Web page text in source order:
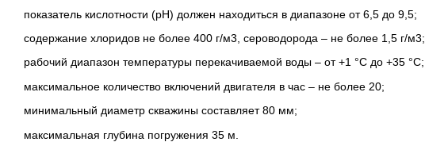
показатель кислотности (рН) должен находиться в диапазоне от 6,5 до 9,5;
содержание хлоридов не более 400 г/м3, сероводорода – не более 1,5 г/м3;
рабочий диапазон температуры перекачиваемой воды – от +1 °С до +35 °С;
максимальное количество включений двигателя в час – не более 20;
минимальный диаметр скважины составляет 80 мм;
максимальная глубина погружения 35 м.